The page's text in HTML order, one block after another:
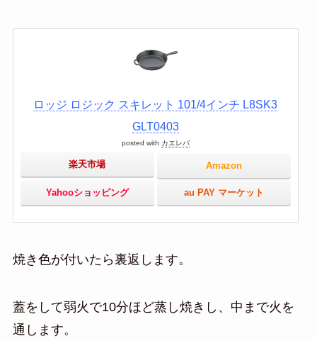
ロッジ ロジック スキレット 101/4インチ L8SK3
GLT0403
posted with カエレバ
楽天市場 Amazon
Yahooショッピング au PAY マーケット
焼き色が付いたら裏返します。
蓋をして弱火で10分ほど蒸し焼きし、中まで火を
通します。